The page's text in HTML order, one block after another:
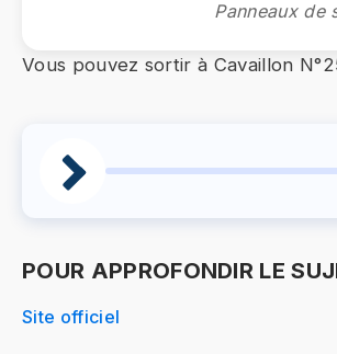
Panneaux de
Vous pouvez sortir à Cavaillon
POUR APPROFONDIR LE
Site officiel